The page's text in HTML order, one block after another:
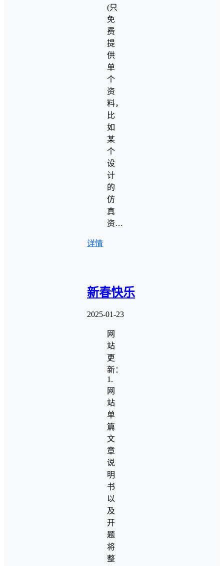
(只
免
费
提
供
单
个
资
料，
比
如
某
个
设
计
的
仿
真
资…
详情
新春快乐
2025-01-23
网
站
更
新：
1.
网
站
单
篇
文
章
说
明
书
以
及
开
题
将
整